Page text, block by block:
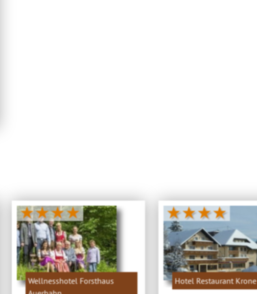
★★★★
Wellnesshotel Forsthaus
★★★★
Hotel Restaurant Krone